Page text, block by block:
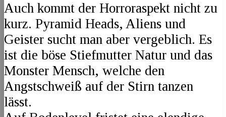
Auch kommt der Horroraspekt nicht zu
kurz. Pyramid Heads, Aliens und
Geister sucht man aber vergeblich. Es
ist die böse Stiefmutter Natur und das
Monster Mensch, welche den
Angstschweiß auf der Stirn tanzen
lässt.